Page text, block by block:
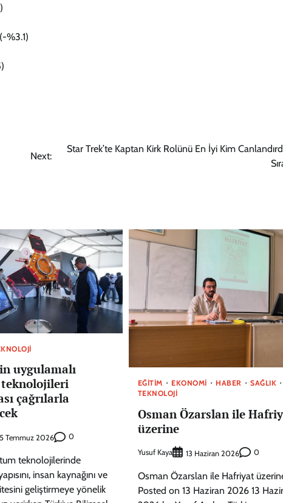
%3.1)
Next:
Star Trek’te Kaptan Kirk Rolünü En İyi Kim
uygulamalı
çağrılarla
Temmuz 2026 0
teknolojilerinde
insan kaynağını ve
geliştirmeye yönelik
EĞITIM EKONOMI HABER
SAĞLIK
TEKNOLOJI
Osman Özarslan ile
üzerine
Yusuf Kaya 13 Haziran 2026 0
Osman Özarslan ile Hafriyat
Posted on 13 Haziran 2026 13